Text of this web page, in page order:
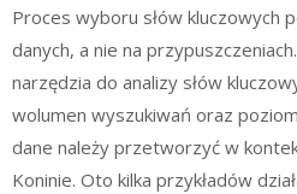
Proces wyboru słów kluczowych
danych, a nie na
narzędzia do analizy słów
wolumen wyszukiwań oraz
dane należy przetworzyć w
Koninie. Oto kilka przykładów